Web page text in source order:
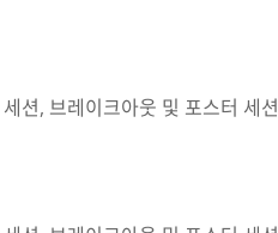
션, 브레이크아웃 및 포스터 세션